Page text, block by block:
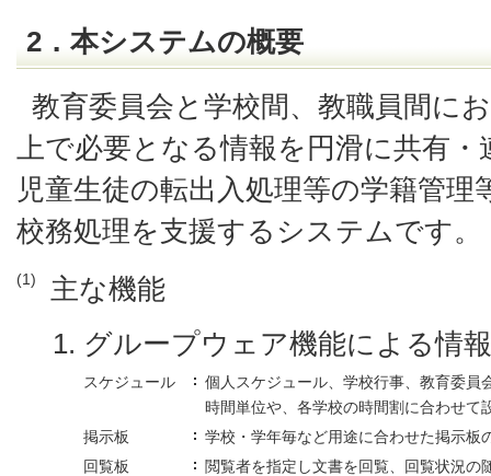
2．本システムの概要
教育委員会と学校間、教職員間に
上で必要となる情報を円滑に共有
児童生徒の転出入処理等の学籍管
校務処理を支援するシステムです。
(1)
主な機能
グループウェア機能による情
スケジュール
個人スケジュール、学校行事、教育委員
時間単位や、各学校の時間割に合わせて
掲示板
学校・学年毎など用途に合わせた掲示板
回覧板
閲覧者を指定し文書を回覧、回覧状況の